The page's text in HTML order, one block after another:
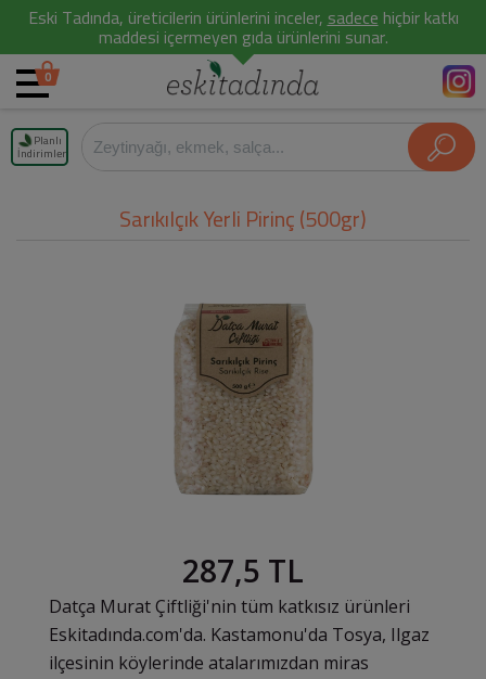
Eski Tadında, üreticilerin ürünlerini inceler,sadecehiçbir katkı
maddesi içermeyen gıda ürünlerini sunar.
0
Planlı
İndirimler
Sarıkılçık Yerli Pirinç (500gr)
287,5 TL
Datça Murat Çiftliği'nin tüm katkısız ürünleri
Eskitadında.com'da. Kastamonu'da Tosya, Ilgaz
ilçesinin köylerinde atalarımızdan miras